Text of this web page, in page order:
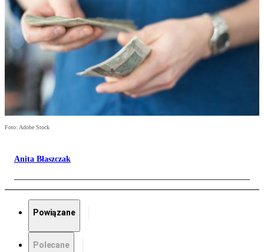
Foto: Adobe Stock
Anita Błaszczak
Powiązane
Polecane